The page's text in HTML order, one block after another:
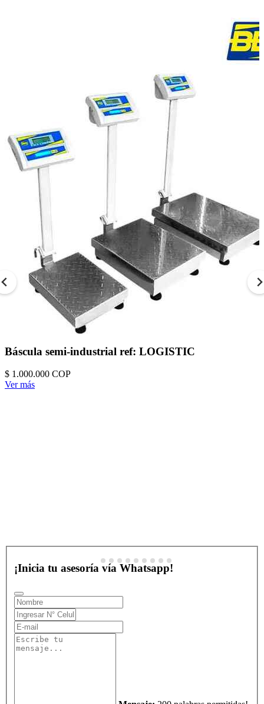
Báscula semi-industrial ref: LOGISTIC
$ 1.000.000 COP
Ver más
¡Inicia tu asesoría vía Whatsapp!